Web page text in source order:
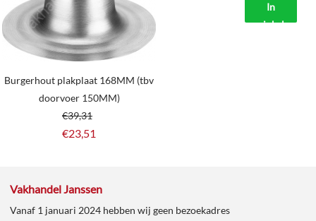
In
winkelmand
Burgerhout plakplaat 168MM (tbv
doorvoer 150MM)
€39,31
€23,51
Vakhandel Janssen
Vanaf 1 januari 2024 hebben wij geen bezoekadres